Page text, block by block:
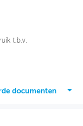
t.b.v.
documenten